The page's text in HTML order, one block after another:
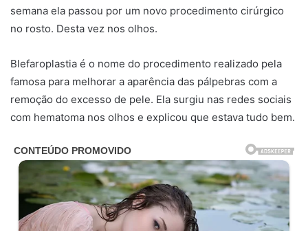
semana ela passou por um novo procedimento cirúrgico
no rosto. Desta vez nos olhos.
Blefaroplastia é o nome do procedimento realizado pela
famosa para melhorar a aparência das pálpebras com a
remoção do excesso de pele. Ela surgiu nas redes sociais
com hematoma nos olhos e explicou que estava tudo bem.